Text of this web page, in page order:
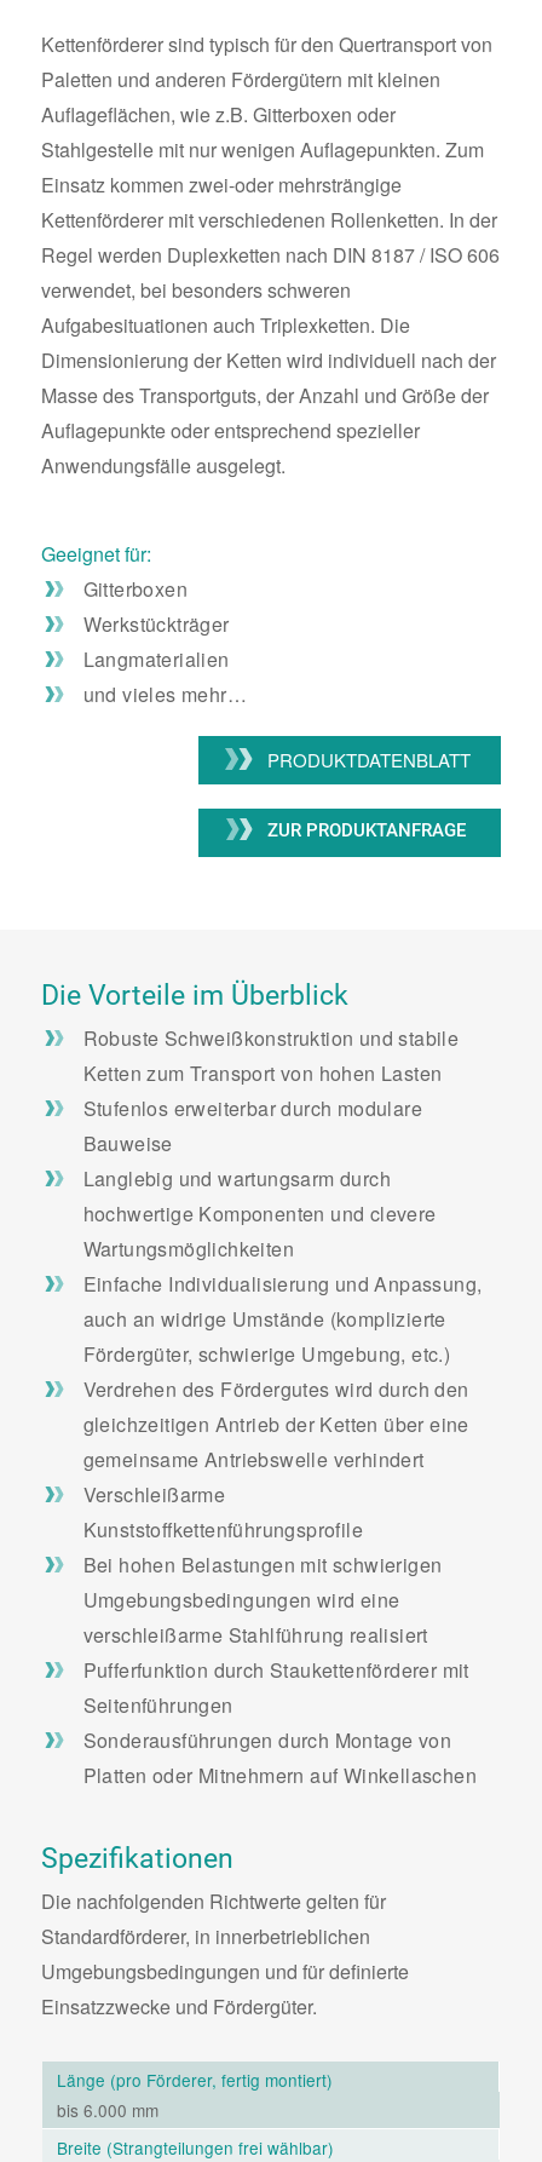
Kettenförderer sind typisch für den Quertransport von
Paletten und anderen Fördergütern mit kleinen
Auflageflächen, wie z.B. Gitterboxen oder
Stahlgestelle mit nur wenigen Auflagepunkten. Zum
Einsatz kommen zwei-oder mehrsträngige
Kettenförderer mit verschiedenen Rollenketten. In der
Regel werden Duplexketten nach DIN 8187 / ISO 606
verwendet, bei besonders schweren
Aufgabesituationen auch Triplexketten. Die
Dimensionierung der Ketten wird individuell nach der
Masse des Transportguts, der Anzahl und Größe der
Auflagepunkte oder entsprechend spezieller
Anwendungsfälle ausgelegt.
Geeignet für:
Gitterboxen
Werkstückträger
Langmaterialien
und vieles mehr…
PRODUKTDATENBLATT
Die Vorteile im Überblick
Robuste Schweißkonstruktion und stabile
Ketten zum Transport von hohen Lasten
Stufenlos erweiterbar durch modulare
Bauweise
Langlebig und wartungsarm durch
hochwertige Komponenten und clevere
Wartungsmöglichkeiten
Einfache Individualisierung und Anpassung,
auch an widrige Umstände (komplizierte
Fördergüter, schwierige Umgebung, etc.)
Verdrehen des Fördergutes wird durch den
gleichzeitigen Antrieb der Ketten über eine
gemeinsame Antriebswelle verhindert
Verschleißarme
Kunststoffkettenführungsprofile
Bei hohen Belastungen mit schwierigen
Umgebungsbedingungen wird eine
verschleißarme Stahlführung realisiert
Pufferfunktion durch Staukettenförderer mit
Seitenführungen
Sonderausführungen durch Montage von
Platten oder Mitnehmern auf Winkellaschen
Spezifikationen
Die nachfolgenden Richtwerte gelten für
Standardförderer, in innerbetrieblichen
Umgebungsbedingungen und für definierte
Einsatzzwecke und Fördergüter.
Länge (pro Förderer, fertig montiert)
bis 6.000 mm
Breite (Strangteilungen frei wählbar)